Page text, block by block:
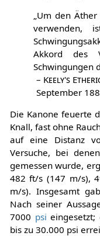
„Um den
verwenden,
Akkord des
Schwingungen
– Keely's
September
Die Kanone feuerte
Knall, fast ohne
auf eine Distanz
Versuche, bei
gemessen wurde,
482 ft/s (147 m/s),
m/s). Insgesamt
Nach seiner
7000 psi eingesetzt;
bis zu 30.000 psi